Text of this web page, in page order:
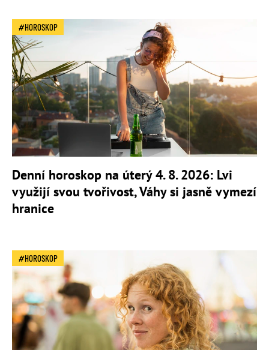
HOROSKOP
Denní horoskop na úterý 4. 8. 2026: Lvi
využijí svou tvořivost, Váhy si jasně vymezí
hranice
HOROSKOP